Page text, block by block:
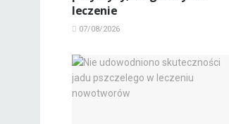
leczenie
07/08/2026